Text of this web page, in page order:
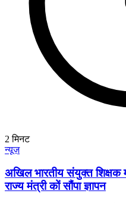
2 मिनट
न्यूज़
अखिल भारतीय संयुक्त शिक्षक
राज्य मंत्री कों सौंपा ज्ञापन